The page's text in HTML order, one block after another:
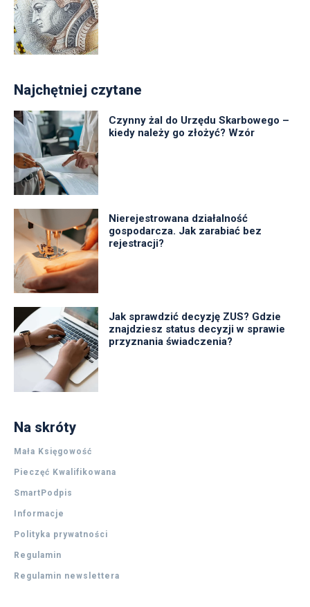
Najchętniej czytane
Czynny żal do Urzędu Skarbowego –
kiedy należy go złożyć? Wzór
Nierejestrowana działalność
gospodarcza. Jak zarabiać bez
rejestracji?
Jak sprawdzić decyzję ZUS? Gdzie
znajdziesz status decyzji w sprawie
przyznania świadczenia?
Na skróty
Mała Księgowość
Pieczęć Kwalifikowana
SmartPodpis
Informacje
Polityka prywatności
Regulamin
Regulamin newslettera